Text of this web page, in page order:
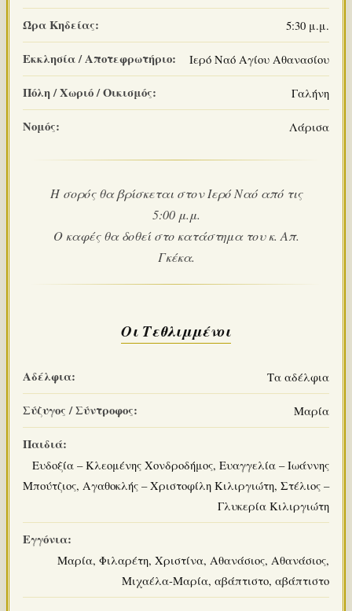
Ώρα Κηδείας: 5:30 μ.μ.
Εκκλησία / Αποτεφρωτήριο: Ιερό Ναό Αγίου Αθανασίου
Πόλη / Χωριό / Οικισμός: Γαλήνη
Νομός: Λάρισα
Η σορός θα βρίσκεται στον Ιερό Ναό από τις
5:00 μ.μ.
Ο καφές θα δοθεί στο κατάστημα του κ. Απ.
Γκέκα.
Οι Τεθλιμμένοι
Αδέλφια: Τα αδέλφια
Σύζυγος / Σύντροφος: Μαρία
Παιδιά:
Ευδοξία – Κλεομένης Χονδροδήμος, Ευαγγελία – Ιωάννης
Μπούτζιος, Αγαθοκλής – Χριστοφίλη Κιλιργιώτη, Στέλιος –
Γλυκερία Κιλιργιώτη
Εγγόνια:
Μαρία, Φιλαρέτη, Χριστίνα, Αθανάσιος, Αθανάσιος,
Μιχαέλα-Μαρία, αβάπτιστο, αβάπτιστο